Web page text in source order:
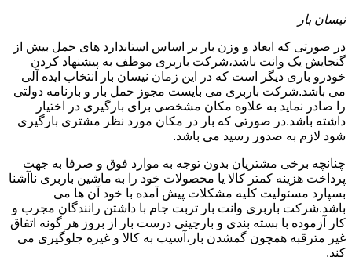
نیسان بار
در صورتی که ابعاد و وزن بار بر اساس استاندارد های حمل بیش از
گنجایش یک وانت باشد،شرکت باربری موظف به پیشنهاد کردن
خودرو باری دیگر است که در این زمان نیسان بار انتخاب ایده آلی
می باشد.شرکت باربری می بایست مجوز حمل بار و بارنامه دولتی
را صادر نماید به علاوه مکان مشخصی برای بارگیری در اختیار
داشته باشد.در صورتی که بار در مکان مورد نظر مشتری بارگیری
شود لازم به صدور رسید می باشد.
چنانچه برخی مشتریان بدون توجه به موارد فوق و صرفا به جهت
پرداخت هزینه کمتر کالا یا محصولات خود را به ماشین باربری ناآشنا
بسپارد مسئولیت کلیه مشکلات پیش آمده با خود آن ها می
باشد.شرکت باربری وانت بار تربت جام با داشتن رانندگان مجرب و
کار آزموده با بسته بندی و بارچینی درست بار از بروز هر گونه اتفاق
غیر مترقبه همچون گمشدن بار،آسیب به کالا و غیره جلوگیری می
کند.